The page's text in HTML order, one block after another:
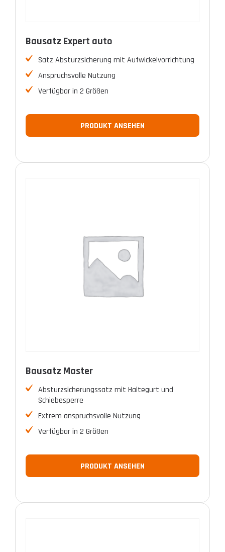
Bausatz Expert auto
Satz Absturzsicherung mit Aufwickelvorrichtung
Anspruchsvolle Nutzung
Verfügbar in 2 Größen
PRODUKT ANSEHEN
Bausatz Master
Absturzsicherungssatz mit Haltegurt und
Schiebesperre
Extrem anspruchsvolle Nutzung
Verfügbar in 2 Größen
PRODUKT ANSEHEN